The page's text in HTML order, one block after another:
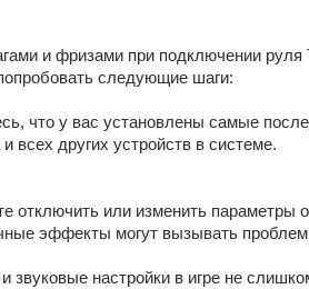
и фризами при подключении
следующие шаги:
что у вас установлены самые
всех других устройств в системе.
эффекты могут вызывать